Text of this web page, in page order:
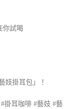
你試喝
妓掛耳包」！
#掛耳咖啡 #藝妓 #藝